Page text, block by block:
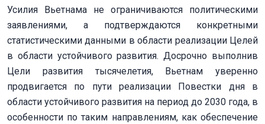
Усилия Вьетнама не ограничиваются политическими
заявлениями, а подтверждаются конкретными
статистическими данными в области реализации Целей
в области устойчивого развития. Досрочно выполнив
Цели развития тысячелетия, Вьетнам уверенно
продвигается по пути реализации Повестки дня в
области устойчивого развития на период до 2030 года, в
особенности по таким направлениям, как обеспечение